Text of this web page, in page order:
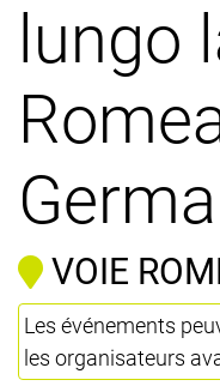
lungo
VOIE
Les événements
les organisateurs